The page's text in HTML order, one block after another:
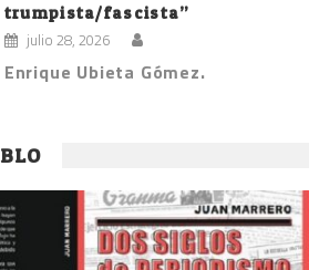
trumpista/fascista”
julio 28, 2026
Enrique Ubieta Gómez.